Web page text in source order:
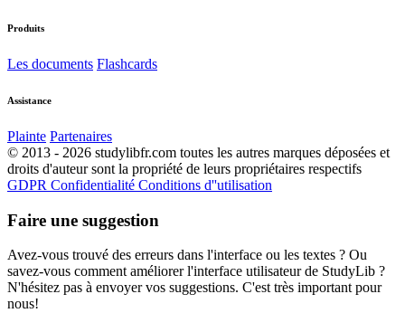
Produits
Les documents Flashcards
Assistance
Plainte Partenaires
© 2013 - 2026 studylibfr.com toutes les autres marques déposées et
droits d'auteur sont la propriété de leurs propriétaires respectifs
GDPR Confidentialité Conditions d''utilisation
Faire une suggestion
Avez-vous trouvé des erreurs dans l'interface ou les textes ? Ou
savez-vous comment améliorer l'interface utilisateur de StudyLib ?
N'hésitez pas à envoyer vos suggestions. C'est très important pour
nous!